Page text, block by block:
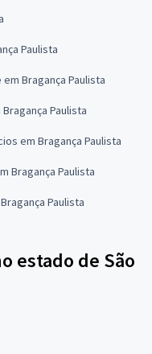
Paulista
Bragança Paulista
Paulista
em Bragança Paulista
Bragança Paulista
Paulista
estado de São